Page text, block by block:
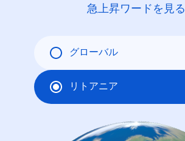
急上昇ワードを見る
グローバル
リトアニア